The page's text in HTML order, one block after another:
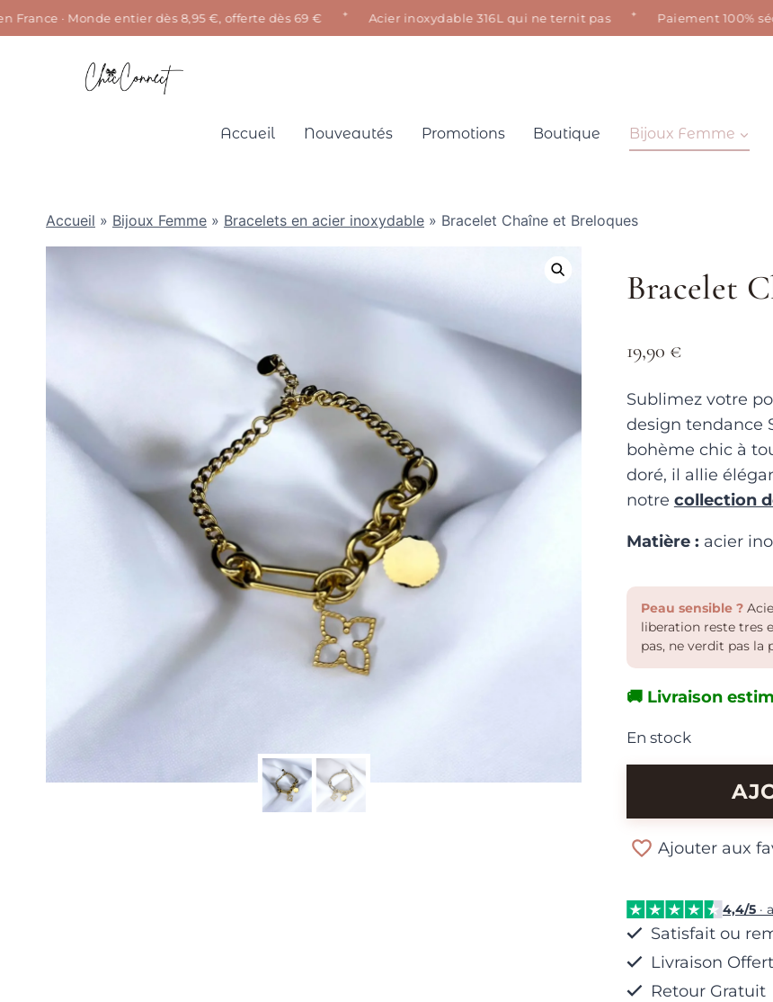
· Monde entier dès 8,95 €, offerte dès 69 € ✦ Acier inoxydable 316L qui ne ternit pas Paiement 100%
Accueil Nouveautés Promotions Boutique Bijoux Femme
Accueil » Bijoux Femme » Bracelets en acier inoxydable » Bracelet Chaîne et Breloques
Bracelet
19,90 €
Sublimez votre
design tendance
bohème chic à
doré, il allie
notre collection
Matière : acier
Peau sensible ?
liberation reste tres
pas, ne verdit pas la
🚚 Livraison
En stock
Chaîne
Breloques
Ajouter aux
4,4/5·
Satisfait ou
Livraison
Retour Gratuit